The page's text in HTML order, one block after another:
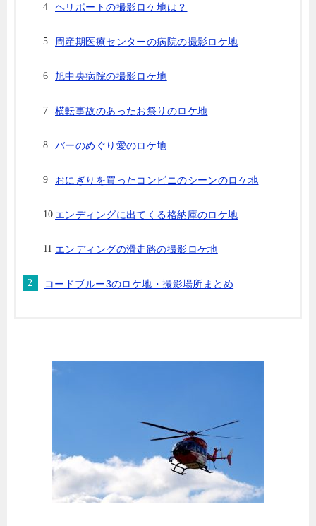
ヘリポートの撮影ロケ地は？
周産期医療センターの病院の撮影ロケ地
旭中央病院の撮影ロケ地
横転事故のあったお祭りのロケ地
バーのめぐり愛のロケ地
おにぎりを買ったコンビニのシーンのロケ地
エンディングに出てくる格納庫のロケ地
エンディングの滑走路の撮影ロケ地
コードブルー3のロケ地・撮影場所まとめ